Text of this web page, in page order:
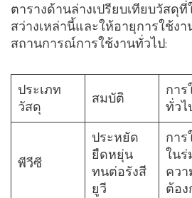
ตารางด้านล่างเปรียบเทียบวัสดุ
สว่างเหล่านี้และให้อายุการใช้ง
สถานการณ์การใช้งานทั่วไป:
ประเภท
วัสดุ
สมบัติ
การ
ทั่วไ
พีวีซี
ประหยัด
ยืดหยุ่น
ทนต่อรังสี
ยูวี
การ
ในร่
ควา
ต้อง